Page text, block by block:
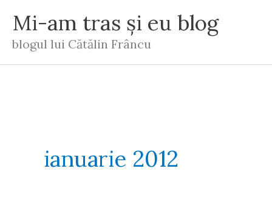
content
Mi-am tras și eu blog
blogul lui Cătălin Frâncu
ianuarie 2012